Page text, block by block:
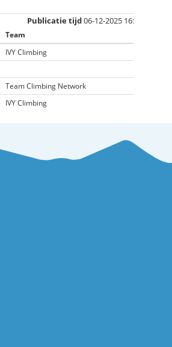
Publicatie tijd06-12-2025 16:57
Team
IVY Climbing
Team Climbing Network
IVY Climbing